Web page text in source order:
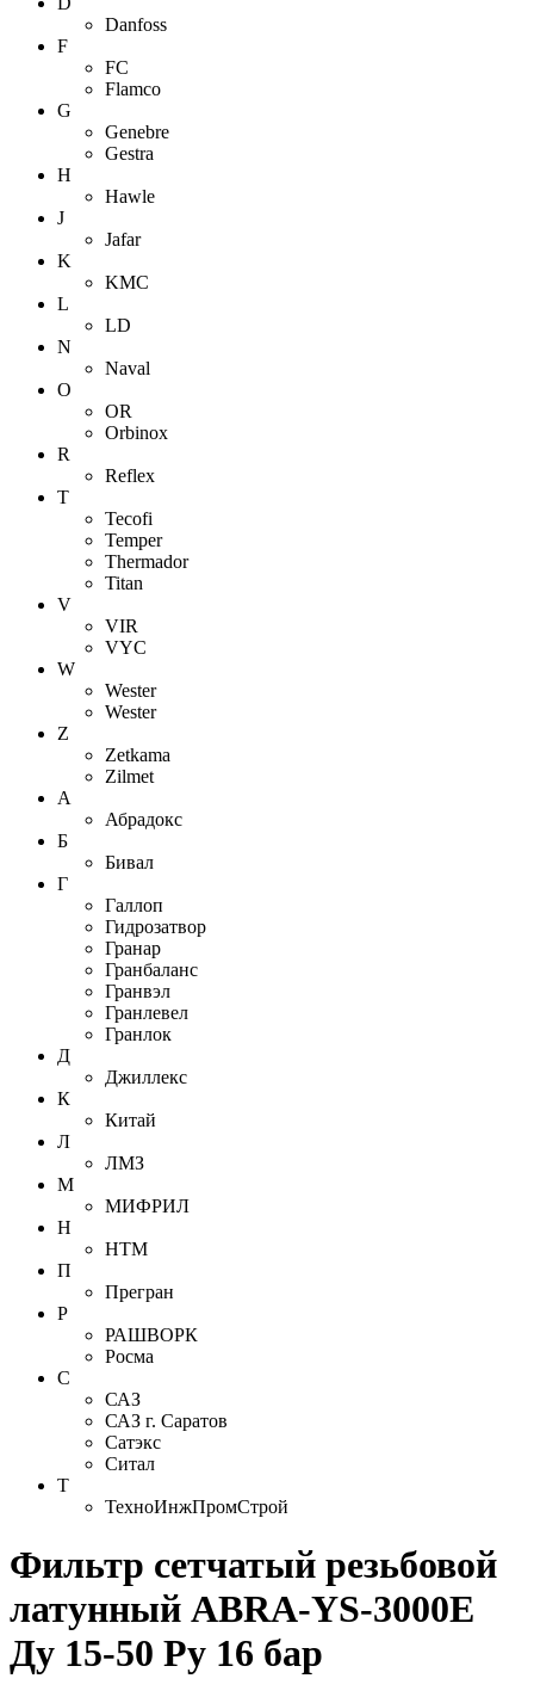
Danfoss
F
FC
Flamco
G
Genebre
Gestra
H
Hawle
J
Jafar
K
KMC
L
LD
N
Naval
O
OR
Orbinox
R
Reflex
T
Tecofi
Temper
Thermador
Titan
V
VIR
VYC
W
Wester
Wester
Z
Zetkama
Zilmet
А
Абрадокс
Б
Бивал
Г
Галлоп
Гидрозатвор
Гранар
Гранбаланс
Гранвэл
Гранлевел
Гранлок
Д
Джиллекс
К
Китай
Л
ЛМЗ
М
МИФРИЛ
Н
НТМ
П
Прегран
Р
РАШВОРК
Росма
С
САЗ
САЗ г. Саратов
Сатэкс
Ситал
Т
ТехноИнжПромСтрой
Фильтр сетчатый резьбовой
латунный ABRA-YS-3000E
Ду 15-50 Ру 16 бар